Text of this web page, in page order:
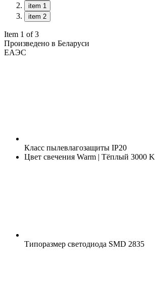
item 1
item 2
Item 1 of 3
Произведено в Беларуси
ЕАЭС
Класс пылевлагозащиты IP20
Цвет свечения Warm | Тёплый 3000 K
Типоразмер светодиода SMD 2835